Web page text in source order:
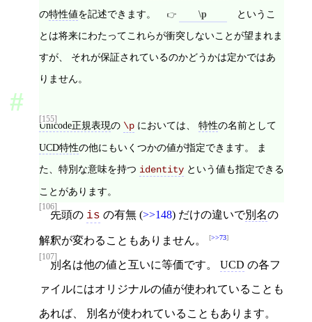
の特性値を記述できます。 \p
というこ
とは将来にわたってこれらが衝突しないことが望まれま
すが、 それが保証されているのかどうかは定かではあ
りません。
[155]
Unicode正規表現の \p においては、 特性の名前として
UCD特性の他にもいくつかの値が指定できます。 ま
た、特別な意味を持つ identity という値も指定できる
ことがあります。
[106]
先頭の is の有無 (>>148) だけの違いで別名の
解釈が変わることもありません。 >>73
[107]
別名は他の値と互いに等価です。 UCD の各フ
ァイルにはオリジナルの値が使われていることも
あれば、 別名が使われていることもあります。